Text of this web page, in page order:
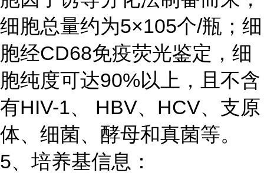
细胞总量约为5×105个/瓶；细
胞经CD68免疫荧光鉴定，细
胞纯度可达90%以上，且不含
有HIV-1、 HBV、 HCV、支原
体、细菌、酵母和真菌等。
5、培养基信息：